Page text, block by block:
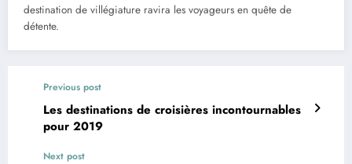
destination de villégiature ravira les voyageurs en quête de
détente.
Previous post
Les destinations de croisières incontournables
pour 2019
Next post